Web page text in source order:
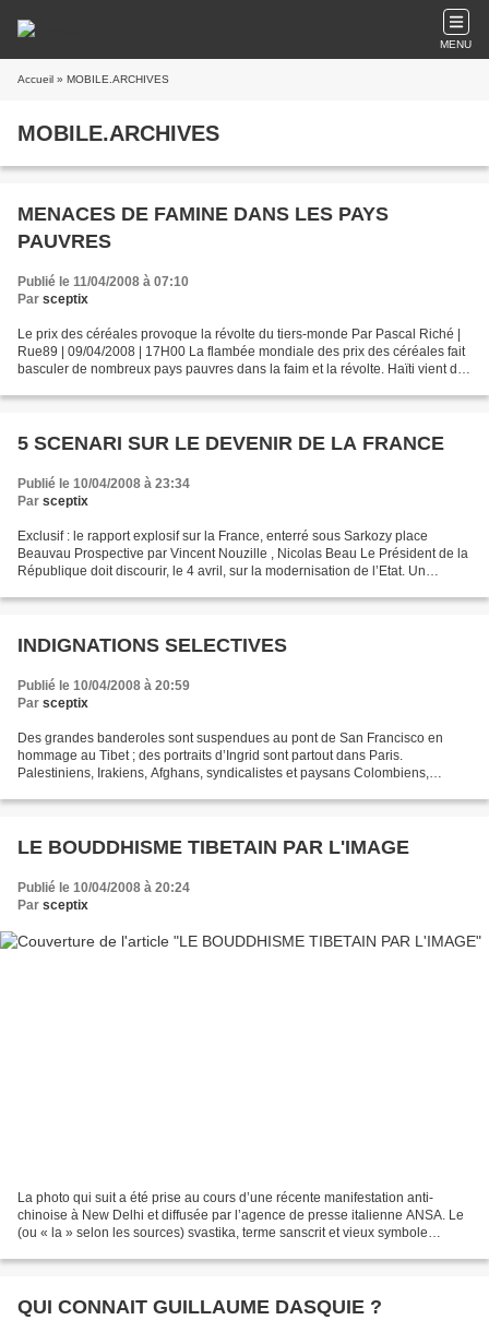
MENU
Accueil » MOBILE.ARCHIVES
MOBILE.ARCHIVES
MENACES DE FAMINE DANS LES PAYS
PAUVRES
Publié le 11/04/2008 à 07:10
Par sceptix
Le prix des céréales provoque la révolte du tiers-monde Par Pascal Riché |
Rue89 | 09/04/2008 | 17H00 La flambée mondiale des prix des céréales fait
basculer de nombreux pays pauvres dans la faim et la révolte. Haïti vient de
5 SCENARI SUR LE DEVENIR DE LA FRANCE
Publié le 10/04/2008 à 23:34
Par sceptix
Exclusif : le rapport explosif sur la France, enterré sous Sarkozy place
Beauvau Prospective par Vincent Nouzille , Nicolas Beau Le Président de la
République doit discourir, le 4 avril, sur la modernisation de l’Etat. Un
INDIGNATIONS SELECTIVES
Publié le 10/04/2008 à 20:59
Par sceptix
Des grandes banderoles sont suspendues au pont de San Francisco en
hommage au Tibet ; des portraits d’Ingrid sont partout dans Paris.
Palestiniens, Irakiens, Afghans, syndicalistes et paysans Colombiens,
LE BOUDDHISME TIBETAIN PAR L'IMAGE
Publié le 10/04/2008 à 20:24
Par sceptix
La photo qui suit a été prise au cours d’une récente manifestation anti-
chinoise à New Delhi et diffusée par l’agence de presse italienne ANSA. Le
(ou « la » selon les sources) svastika, terme sanscrit et vieux symbole
QUI CONNAIT GUILLAUME DASQUIE ?